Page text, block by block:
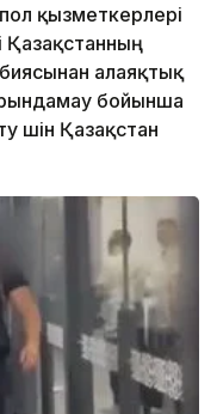
қызметкерлері
Қазақстанның
алаяқтық
бойынша
үшін Қазақстан